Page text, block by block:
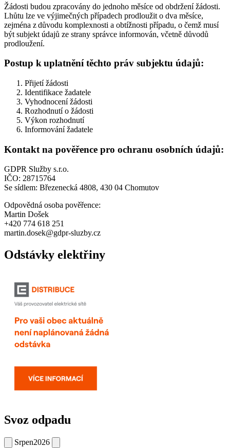
Žádosti budou zpracovány do jednoho měsíce od obdržení žádosti.
Lhůtu lze ve výjimečných případech prodloužit o dva měsíce,
zejména z důvodu komplexnosti a obtížnosti případu, o čemž musí
být subjekt údajů ze strany správce informován, včetně důvodů
prodloužení.
Postup k uplatnění těchto práv subjektu údajů:
Přijetí žádosti
Identifikace žadatele
Vyhodnocení žádosti
Rozhodnutí o žádosti
Výkon rozhodnutí
Informování žadatele
Kontakt na pověřence pro ochranu osobních údajů:
GDPR Služby s.r.o.
IČO: 28715764
Se sídlem: Březenecká 4808, 430 04 Chomutov
Odpovědná osoba pověřence:
Martin Došek
+420 774 618 251
martin.dosek@gdpr-sluzby.cz
Odstávky elektřiny
Svoz odpadu
Srpen2026